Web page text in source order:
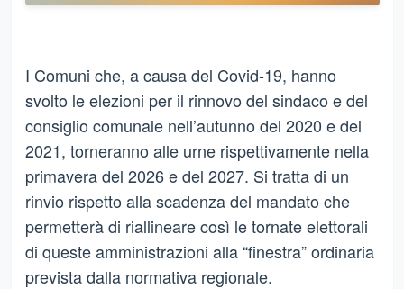
I Comuni che, a causa del Covid-19, hanno
svolto le elezioni per il rinnovo del sindaco e del
consiglio comunale nell’autunno del 2020 e del
2021, torneranno alle urne rispettivamente nella
primavera del 2026 e del 2027. Si tratta di un
rinvio rispetto alla scadenza del mandato che
permetterà di riallineare così le tornate elettorali
di queste amministrazioni alla “finestra” ordinaria
prevista dalla normativa regionale.